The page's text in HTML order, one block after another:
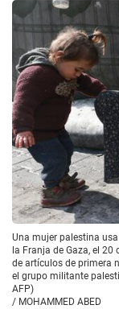
Una mujer palestina
la Franja de Gaza, el
de artículos de primera
el grupo militante
AFP)
/ MOHAMMED ABED